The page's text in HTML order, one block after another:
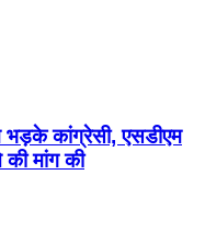
कांग्रेसी, एसडीएम
मांग की